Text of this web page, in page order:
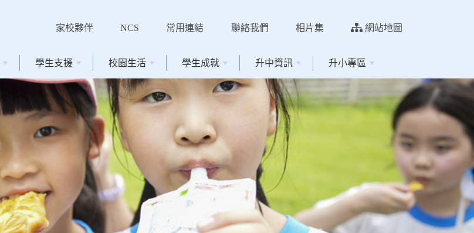
家校夥伴 NCS 常用連結 聯絡我們 相片集 網站地圖
學生支援 校園生活 學生成就 升中資訊 升小專區